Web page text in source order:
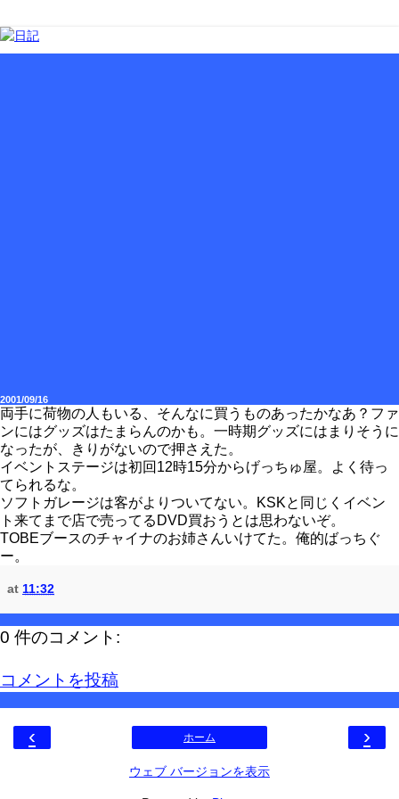
2001/09/16
両手に荷物の人もいる、そんなに買うものあったかなあ？ファ
ンにはグッズはたまらんのかも。一時期グッズにはまりそうに
なったが、きりがないので押さえた。
イベントステージは初回12時15分からげっちゅ屋。よく待っ
てられるな。
ソフトガレージは客がよりついてない。KSKと同じくイベン
ト来てまで店で売ってるDVD買おうとは思わないぞ。
TOBEブースのチャイナのお姉さんいけてた。俺的ばっちぐ
ー。
at 11:32
0 件のコメント:
コメントを投稿
‹ ›
ホーム
ウェブ バージョンを表示